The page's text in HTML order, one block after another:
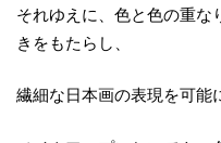
それゆえに、色と色の重な
きをもたらし、
繊細な日本画の表現を可能